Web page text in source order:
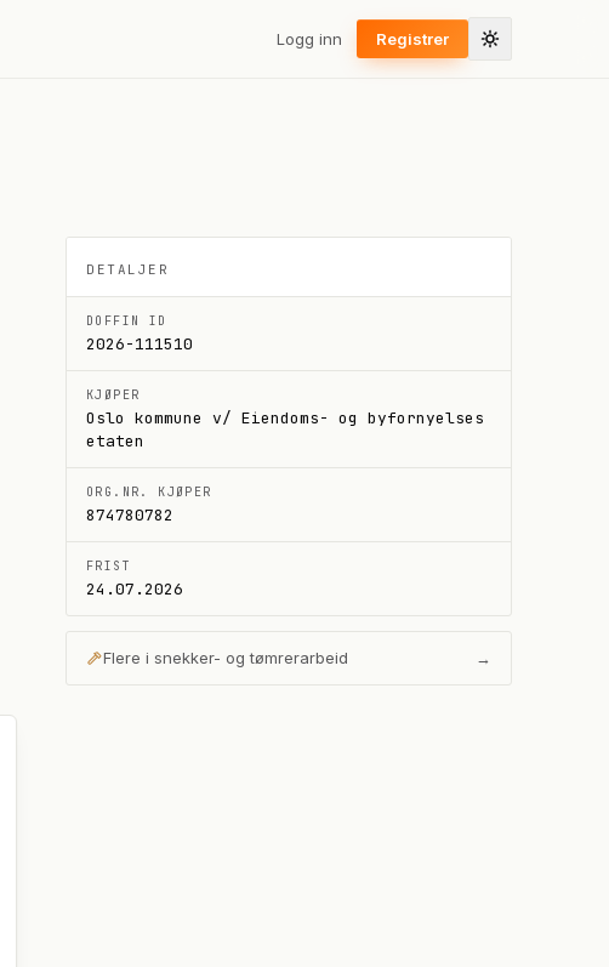
Logg inn Registrer
DETALJER
DOFFIN ID
2026-111510
KJØPER
Oslo kommune v/ Eiendoms- og byfornyelses
etaten
ORG.NR. KJØPER
874780782
FRIST
24.07.2026
Flere i snekker- og tømrerarbeid →